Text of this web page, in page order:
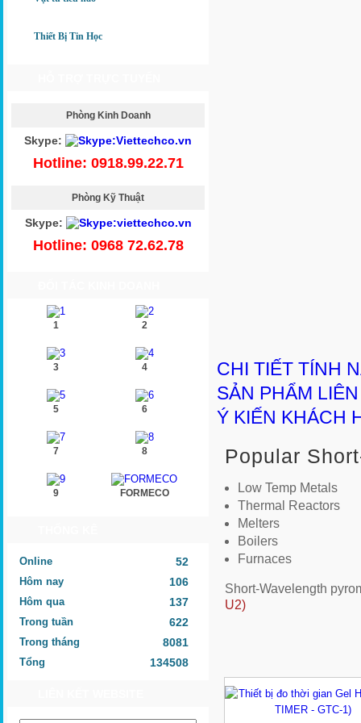
Thiết Bị Tin Học
Phòng Kinh Doanh
Skype:
Hotline: 0918.99.22.71
Phòng Kỹ Thuật
Skype:
Hotline: 0968 72.62.78
1 2
3 4
5 6
7 8
9 FORMECO
Online 52
Hôm nay 106
Hôm qua 137
Trong tuần 622
Trong tháng 8081
Tổng 134508
CHI TIẾT TÍNH
SẢN PHẨM
Ý KIẾN KHÁCH
Popular
Low Temp Metals
Thermal Reactors
Melters
Boilers
Furnaces
Short-Wavelength
U2)